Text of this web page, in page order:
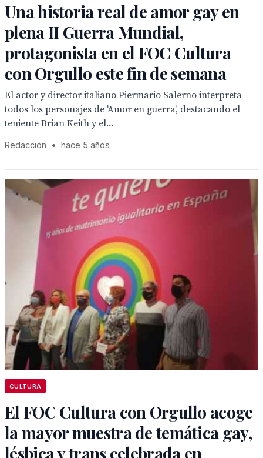
Una historia real de amor gay en
plena II Guerra Mundial,
protagonista en el FOC Cultura
con Orgullo este fin de semana
El actor y director italiano Piermario Salerno interpreta
todos los personajes de 'Amor en guerra', destacando el
teniente Brian Keith y el...
Redacción • hace 5 años
CULTURA
El FOC Cultura con Orgullo acoge
la mayor muestra de temática gay,
lésbica y trans celebrada en